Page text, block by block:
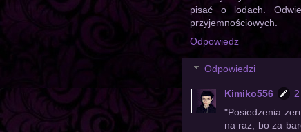
pisać o lodach.
przyjemnościowych.
Odpowiedz
Odpowiedzi
Kimiko556
"Posiedzenia
na raz, bo za